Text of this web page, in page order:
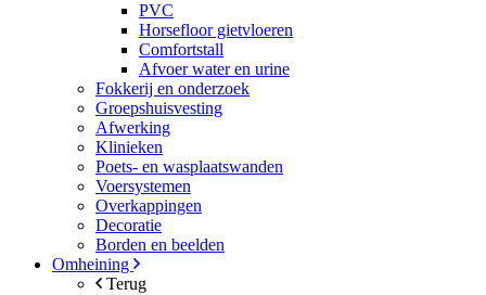
PVC
Horsefloor gietvloeren
Comfortstall
Afvoer water en urine
Fokkerij en onderzoek
Groepshuisvesting
Afwerking
Klinieken
Poets- en wasplaatswanden
Voersystemen
Overkappingen
Decoratie
Borden en beelden
Omheining
Terug